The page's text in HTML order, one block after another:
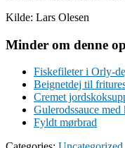
Kilde: Lars Olesen
Minder om denne
Fiskefileter i Orly-
Beignetdej til
Cremet
Gulerodssauce
Fyldt mørbrad